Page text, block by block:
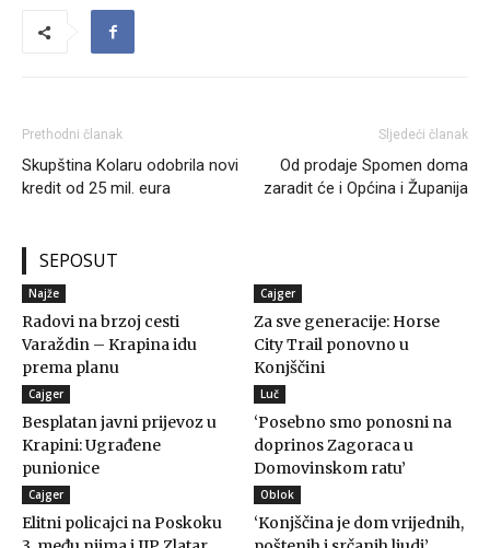
Prethodni članak
Skupština Kolaru odobrila novi
kredit od 25 mil. eura
Sljedeći članak
Od prodaje Spomen doma
zaradit će i Općina i Županija
SEPOSUT
Najže
Radovi na brzoj cesti
Varaždin – Krapina idu
prema planu
Cajger
Za sve generacije: Horse
City Trail ponovno u
Konjščini
Cajger
Besplatan javni prijevoz u
Krapini: Ugrađene
punionice
Luč
‘Posebno smo ponosni na
doprinos Zagoraca u
Domovinskom ratu’
Cajger
Elitni policajci na Poskoku
Oblok
‘Konjščina je dom vrijednih,